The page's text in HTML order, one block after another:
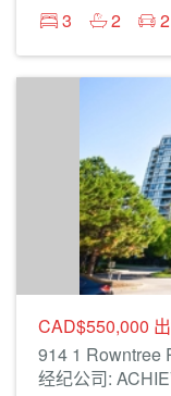
3
2 2
CAD$550,000
914 1 Rowntree
经纪公司: